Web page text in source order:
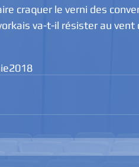
craquer le verni des
va-t-il résister au
2018